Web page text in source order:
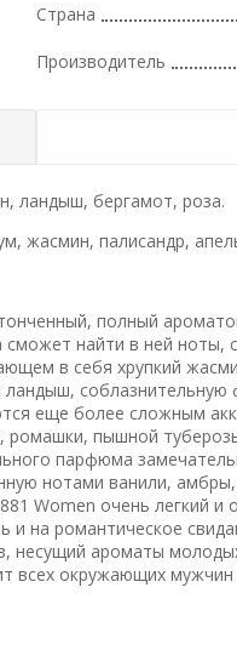
Страна
Производитель
ландыш, бергамот, роза.
жасмин, палисандр,
полный
найти в ней ноты,
в себя хрупкий
ландыш,
еще более сложным
ромашки, пышной
парфюма
нотами ванили,
Women очень легкий
и на романтическое
несущий ароматы
всех окружающих